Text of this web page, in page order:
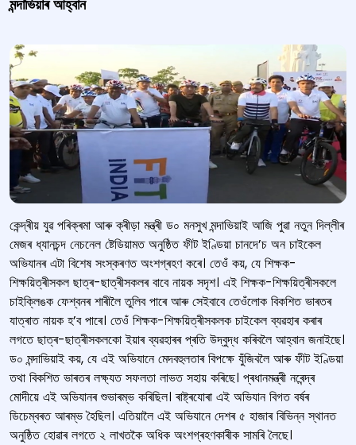
মন্দাভিয়াৰ আহ্বান
কেন্দ্ৰীয় যুৱ পৰিক্ৰমা আৰু ক্ৰীড়া মন্ত্ৰী ড০ মনসুখ মন্দাভিয়াই আজি পুৱা নতুন দিল্লীৰ
মেজৰ ধ্যানচন্দ নেচনেল ষ্টেডিয়ামত অনুষ্ঠিত ফীট ইণ্ডিয়া চানদে’চ অন চাইকেল
অভিযানৰ এটা বিশেষ সংস্কৰণত অংশগ্ৰহণ কৰে। তেওঁ কয়, যে শিক্ষক-
শিক্ষয়িত্ৰীসকল ছাত্ৰ-ছাত্ৰীসকলৰ বাবে নায়ক সদৃশ। এই শিক্ষক-শিক্ষয়িত্ৰীসকলে
চাইক্লিঙক ফেশ্বনৰ শাৰীলৈ তুলিব পাৰে আৰু সেইবাবে তেওঁলোক বিকশিত ভাৰতৰ
যাত্ৰাত নায়ক হ’ব পাৰে। তেওঁ শিক্ষক-শিক্ষয়িত্ৰীসকলক চাইকেল ব্যৱহাৰ কৰাৰ
লগতে ছাত্ৰ-ছাত্ৰীসকলকো ইয়াৰ ব্যৱহাৰৰ প্ৰতি উদ্বুদ্ধ কৰিবলৈ আহ্বান জনাইছে।
ড০ মন্দাভিয়াই কয়, যে এই অভিযানে মেদবহুলতাৰ বিপক্ষে যুঁজিবলৈ আৰু ফীট ইণ্ডিয়া
তথা বিকশিত ভাৰতৰ লক্ষ্যত সফলতা লাভত সহায় কৰিছে। প্ৰধানমন্ত্ৰী নৰেন্দ্ৰ
মোদীয়ে এই অভিযানৰ শুভাৰম্ভ কৰিছিল। ৰাষ্ট্ৰযোৰা এই অভিযান বিগত বৰ্ষৰ
ডিচেম্বৰত আৰম্ভ হৈছিল। এতিয়ালৈ এই অভিযানে দেশৰ ৫ হাজাৰ বিভিন্ন স্থানত
অনুষ্ঠিত হোৱাৰ লগতে ২ লাখতকৈ অধিক অংশগ্ৰহণকাৰীক সামৰি লৈছে।